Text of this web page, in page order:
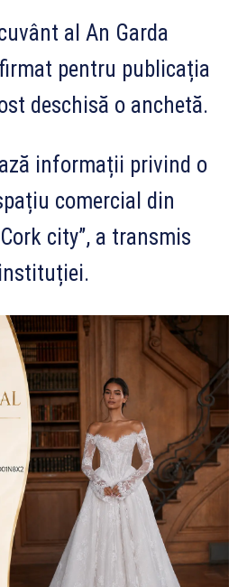
al An Garda
pentru publicația
deschisă o anchetă.
informații privind o
comercial din
city”, a transmis